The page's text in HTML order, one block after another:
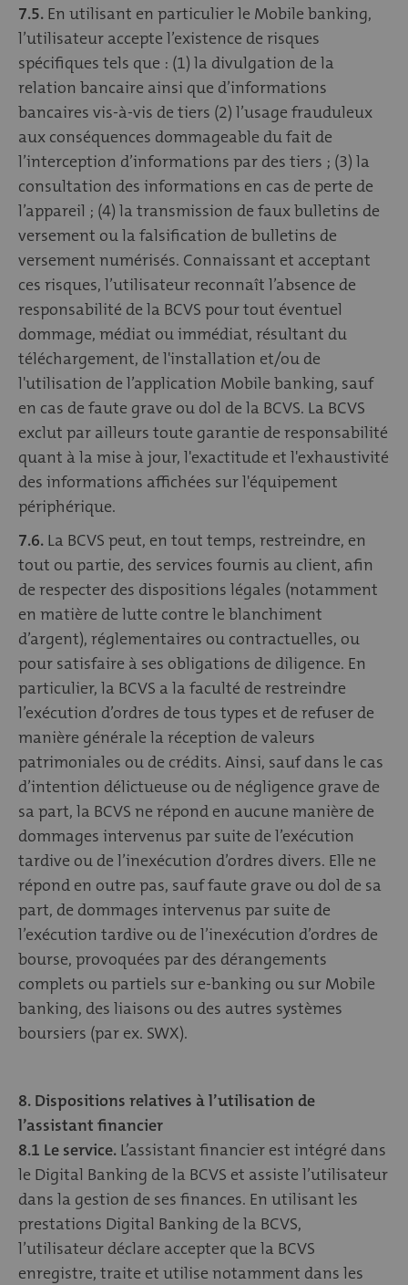
7.5. En utilisant en particulier le Mobile banking,
l’utilisateur accepte l’existence de risques
spécifiques tels que : (1) la divulgation de la
relation bancaire ainsi que d’informations
bancaires vis-à-vis de tiers (2) l’usage frauduleux
aux conséquences dommageable du fait de
l’interception d’informations par des tiers ; (3) la
consultation des informations en cas de perte de
l’appareil ; (4) la transmission de faux bulletins de
versement ou la falsification de bulletins de
versement numérisés. Connaissant et acceptant
ces risques, l’utilisateur reconnaît l’absence de
responsabilité de la BCVS pour tout éventuel
dommage, médiat ou immédiat, résultant du
téléchargement, de l'installation et/ou de
l'utilisation de l’application Mobile banking, sauf
en cas de faute grave ou dol de la BCVS. La BCVS
exclut par ailleurs toute garantie de responsabilité
quant à la mise à jour, l'exactitude et l'exhaustivité
des informations affichées sur l'équipement
périphérique.
7.6. La BCVS peut, en tout temps, restreindre, en
tout ou partie, des services fournis au client, afin
de respecter des dispositions légales (notamment
en matière de lutte contre le blanchiment
d’argent), réglementaires ou contractuelles, ou
pour satisfaire à ses obligations de diligence. En
particulier, la BCVS a la faculté de restreindre
l’exécution d’ordres de tous types et de refuser de
manière générale la réception de valeurs
patrimoniales ou de crédits. Ainsi, sauf dans le cas
d’intention délictueuse ou de négligence grave de
sa part, la BCVS ne répond en aucune manière de
dommages intervenus par suite de l’exécution
tardive ou de l’inexécution d’ordres divers. Elle ne
répond en outre pas, sauf faute grave ou dol de sa
part, de dommages intervenus par suite de
l’exécution tardive ou de l’inexécution d’ordres de
bourse, provoquées par des dérangements
complets ou partiels sur e-banking ou sur Mobile
banking, des liaisons ou des autres systèmes
boursiers (par ex. SWX).
8. Dispositions relatives à l’utilisation de
l’assistant financier
8.1 Le service. L’assistant financier est intégré dans
le Digital Banking de la BCVS et assiste l’utilisateur
dans la gestion de ses finances. En utilisant les
prestations Digital Banking de la BCVS,
l’utilisateur déclare accepter que la BCVS
enregistre, traite et utilise notamment dans les